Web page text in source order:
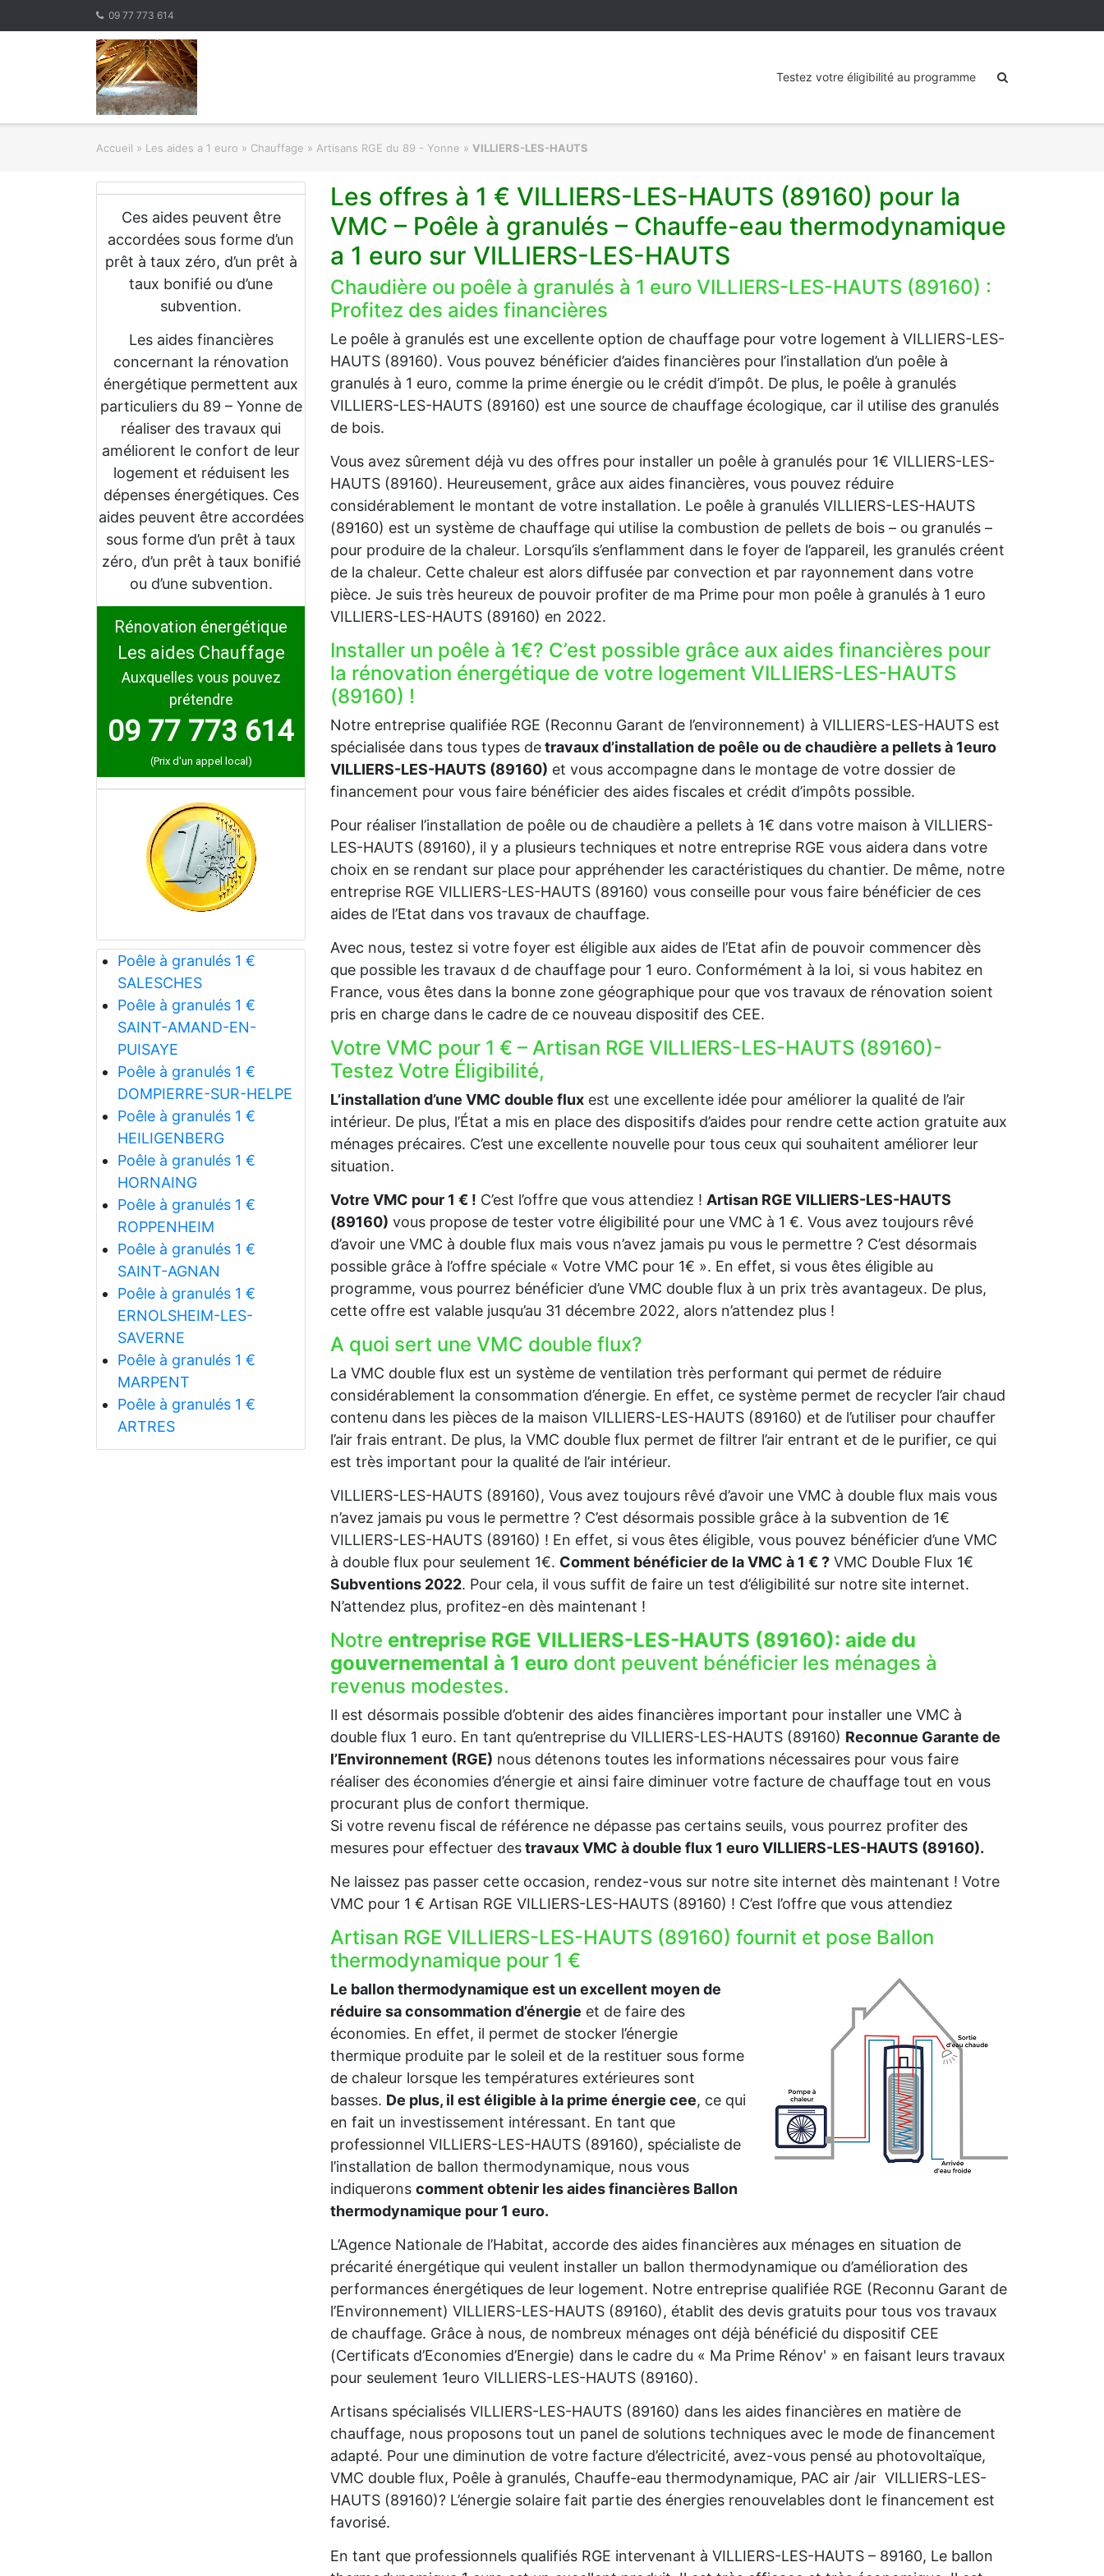
09 77 773 614
Testez votre éligibilité au programme
Accueil » Les aides a 1 euro » Chauffage » Artisans RGE du 89 - Yonne » VILLIERS-LES-HAUTS
Ces aides peuvent être
accordées sous forme d’un
prêt à taux zéro, d’un prêt à
taux bonifié ou d’une
subvention.
Les aides financières
concernant la rénovation
énergétique permettent aux
particuliers du 89 – Yonne de
réaliser des travaux qui
améliorent le confort de leur
logement et réduisent les
dépenses énergétiques. Ces
aides peuvent être accordées
sous forme d’un prêt à taux
zéro, d’un prêt à taux bonifié
ou d’une subvention.
Rénovation énergétique
Les aides Chauffage
Auxquelles vous pouvez
prétendre
09 77 773 614
(Prix d'un appel local)
Poêle à granulés 1 €
SALESCHES
Poêle à granulés 1 €
SAINT-AMAND-EN-
PUISAYE
Poêle à granulés 1 €
DOMPIERRE-SUR-HELPE
Poêle à granulés 1 €
HEILIGENBERG
Poêle à granulés 1 €
HORNAING
Poêle à granulés 1 €
ROPPENHEIM
Poêle à granulés 1 €
SAINT-AGNAN
Poêle à granulés 1 €
ERNOLSHEIM-LES-
SAVERNE
Poêle à granulés 1 €
MARPENT
Poêle à granulés 1 €
ARTRES
Les offres à 1 € VILLIERS-LES-HAUTS (89160) pour la
VMC – Poêle à granulés – Chauffe-eau thermodynamique
a 1 euro sur VILLIERS-LES-HAUTS
Chaudière ou poêle à granulés à 1 euro VILLIERS-LES-HAUTS (89160) :
Profitez des aides financières
Le poêle à granulés est une excellente option de chauffage pour votre logement à VILLIERS-LES-
HAUTS (89160). Vous pouvez bénéficier d’aides financières pour l’installation d’un poêle à
granulés à 1 euro, comme la prime énergie ou le crédit d’impôt. De plus, le poêle à granulés
VILLIERS-LES-HAUTS (89160) est une source de chauffage écologique, car il utilise des granulés
de bois.
Vous avez sûrement déjà vu des offres pour installer un poêle à granulés pour 1€ VILLIERS-LES-
HAUTS (89160). Heureusement, grâce aux aides financières, vous pouvez réduire
considérablement le montant de votre installation. Le poêle à granulés VILLIERS-LES-HAUTS
(89160) est un système de chauffage qui utilise la combustion de pellets de bois – ou granulés –
pour produire de la chaleur. Lorsqu’ils s’enflamment dans le foyer de l’appareil, les granulés créent
de la chaleur. Cette chaleur est alors diffusée par convection et par rayonnement dans votre
pièce. Je suis très heureux de pouvoir profiter de ma Prime pour mon poêle à granulés à 1 euro
VILLIERS-LES-HAUTS (89160) en 2022.
Installer un poêle à 1€? C’est possible grâce aux aides financières pour
la rénovation énergétique de votre logement VILLIERS-LES-HAUTS
(89160) !
Notre entreprise qualifiée RGE (Reconnu Garant de l’environnement) à VILLIERS-LES-HAUTS est
spécialisée dans tous types detravaux d’installation de poêle ou de chaudière a pellets à 1euro
VILLIERS-LES-HAUTS (89160) et vous accompagne dans le montage de votre dossier de
financement pour vous faire bénéficier des aides fiscales et crédit d’impôts possible.
Pour réaliser l’installation de poêle ou de chaudière a pellets à 1€ dans votre maison à VILLIERS-
LES-HAUTS (89160), il y a plusieurs techniques et notre entreprise RGE vous aidera dans votre
choix en se rendant sur place pour appréhender les caractéristiques du chantier. De même, notre
entreprise RGE VILLIERS-LES-HAUTS (89160) vous conseille pour vous faire bénéficier de ces
aides de l’Etat dans vos travaux de chauffage.
Avec nous, testez si votre foyer est éligible aux aides de l’Etat afin de pouvoir commencer dès
que possible les travaux d de chauffage pour 1 euro. Conformément à la loi, si vous habitez en
France, vous êtes dans la bonne zone géographique pour que vos travaux de rénovation soient
pris en charge dans le cadre de ce nouveau dispositif des CEE.
Votre VMC pour 1 € – Artisan RGE VILLIERS-LES-HAUTS (89160)-
Testez Votre Éligibilité,
L’installation d’une VMC double flux est une excellente idée pour améliorer la qualité de l’air
intérieur. De plus, l’État a mis en place des dispositifs d’aides pour rendre cette action gratuite aux
ménages précaires. C’est une excellente nouvelle pour tous ceux qui souhaitent améliorer leur
situation.
Votre VMC pour 1 € ! C’est l’offre que vous attendiez ! Artisan RGE VILLIERS-LES-HAUTS
(89160) vous propose de tester votre éligibilité pour une VMC à 1 €. Vous avez toujours rêvé
d’avoir une VMC à double flux mais vous n’avez jamais pu vous le permettre ? C’est désormais
possible grâce à l’offre spéciale « Votre VMC pour 1€ ». En effet, si vous êtes éligible au
programme, vous pourrez bénéficier d’une VMC double flux à un prix très avantageux. De plus,
cette offre est valable jusqu’au 31 décembre 2022, alors n’attendez plus !
A quoi sert une VMC double flux?
La VMC double flux est un système de ventilation très performant qui permet de réduire
considérablement la consommation d’énergie. En effet, ce système permet de recycler l’air chaud
contenu dans les pièces de la maison VILLIERS-LES-HAUTS (89160) et de l’utiliser pour chauffer
l’air frais entrant. De plus, la VMC double flux permet de filtrer l’air entrant et de le purifier, ce qui
est très important pour la qualité de l’air intérieur.
VILLIERS-LES-HAUTS (89160), Vous avez toujours rêvé d’avoir une VMC à double flux mais vous
n’avez jamais pu vous le permettre ? C’est désormais possible grâce à la subvention de 1€
VILLIERS-LES-HAUTS (89160) ! En effet, si vous êtes éligible, vous pouvez bénéficier d’une VMC
à double flux pour seulement 1€. Comment bénéficier de la VMC à 1 € ? VMC Double Flux 1€
Subventions 2022. Pour cela, il vous suffit de faire un test d’éligibilité sur notre site internet.
N’attendez plus, profitez-en dès maintenant !
Notre entreprise RGE VILLIERS-LES-HAUTS (89160): aide du
gouvernemental à 1 euro dont peuvent bénéficier les ménages à
revenus modestes.
Il est désormais possible d’obtenir des aides financières important pour installer une VMC à
double flux 1 euro. En tant qu’entreprise du VILLIERS-LES-HAUTS (89160) Reconnue Garante de
l’Environnement (RGE) nous détenons toutes les informations nécessaires pour vous faire
réaliser des économies d’énergie et ainsi faire diminuer votre facture de chauffage tout en vous
procurant plus de confort thermique.
Si votre revenu fiscal de référence ne dépasse pas certains seuils, vous pourrez profiter des
mesures pour effectuer destravaux VMC à double flux 1 euro VILLIERS-LES-HAUTS (89160).
Ne laissez pas passer cette occasion, rendez-vous sur notre site internet dès maintenant ! Votre
VMC pour 1 € Artisan RGE VILLIERS-LES-HAUTS (89160) ! C’est l’offre que vous attendiez
Artisan RGE VILLIERS-LES-HAUTS (89160) fournit et pose Ballon
thermodynamique pour 1 €
Le ballon thermodynamique est un excellent moyen de
réduire sa consommation d’énergie et de faire des
économies. En effet, il permet de stocker l’énergie
thermique produite par le soleil et de la restituer sous forme
de chaleur lorsque les températures extérieures sont
basses. De plus, il est éligible à la prime énergie cee, ce qui
en fait un investissement intéressant. En tant que
professionnel VILLIERS-LES-HAUTS (89160), spécialiste de
l’installation de ballon thermodynamique, nous vous
indiquerons comment obtenir les aides financières Ballon
thermodynamique pour 1 euro.
L’Agence Nationale de l’Habitat, accorde des aides financières aux ménages en situation de
précarité énergétique qui veulent installer un ballon thermodynamique ou d’amélioration des
performances énergétiques de leur logement. Notre entreprise qualifiée RGE (Reconnu Garant de
l’Environnement) VILLIERS-LES-HAUTS (89160), établit des devis gratuits pour tous vos travaux
de chauffage. Grâce à nous, de nombreux ménages ont déjà bénéficié du dispositif CEE
(Certificats d’Economies d’Energie) dans le cadre du « Ma Prime Rénov' » en faisant leurs travaux
pour seulement 1euro VILLIERS-LES-HAUTS (89160).
Artisans spécialisés VILLIERS-LES-HAUTS (89160) dans les aides financières en matière de
chauffage, nous proposons tout un panel de solutions techniques avec le mode de financement
adapté. Pour une diminution de votre facture d’électricité, avez-vous pensé au photovoltaïque,
VMC double flux, Poêle à granulés, Chauffe-eau thermodynamique, PAC air /air VILLIERS-LES-
HAUTS (89160)? L’énergie solaire fait partie des énergies renouvelables dont le financement est
favorisé.
En tant que professionnels qualifiés RGE intervenant à VILLIERS-LES-HAUTS – 89160, Le ballon